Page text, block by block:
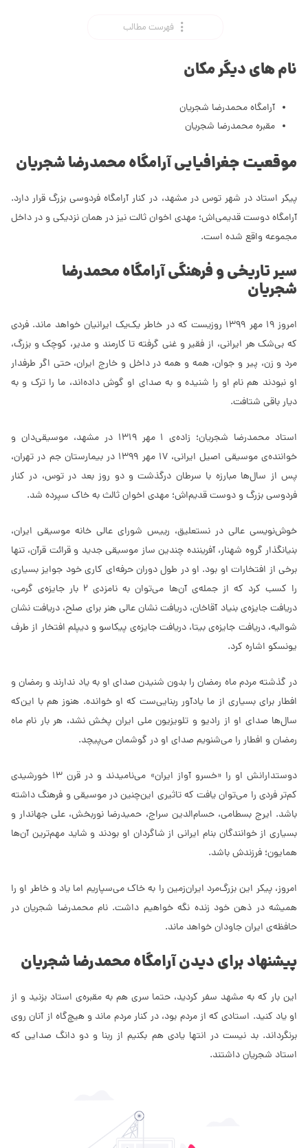
فهرست مطالب
نام های دیگر مکان
آرامگاه محمدرضا شجریان
مقبره محمدرضا شجریان
موقعیت جغرافیایی آرامگاه محمدرضا شجریان
پیکر استاد در شهر توس در مشهد، در کنار آرامگاه فردوسی بزرگ قرار دارد.
آرامگاه دوست قدیمی‌اش؛ مهدی اخوان ثالت نیز در همان نزدیکی و در داخل
مجموعه واقع شده است.
سیر تاریخی و فرهنگی آرامگاه محمدرضا
شجریان
امروز 19 مهر 1399 روزیست که در خاطر یک‌یک ایرانیان خواهد ماند. فردی
که بی‌شک هر ایرانی، از فقیر و غنی گرفته تا کارمند و مدیر، کوچک و بزرگ،
مرد و زن، پیر و جوان، همه و همه در داخل و خارج ایران، حتی اگر طرفدار
او نبودند هم نام او را شنیده و به صدای او گوش داده‌اند، ما را ترک و به
دیار باقی شتافت.
استاد محمدرضا شجریان؛ زاده‌ی 1 مهر 1319 در مشهد، موسیقی‌دان و
خواننده‌ی موسیقی اصیل ایرانی، 17 مهر 1399 در بیمارستان جم در تهران،
پس از سال‌ها مبارزه با سرطان درگذشت و دو روز بعد در توس، در کنار
فردوسی بزرگ و دوست قدیم‌اش؛ مهدی اخوان ثالث به خاک سپرده شد.
خوش‌نویسی عالی در نستعلیق، رییس شورای عالی خانه موسیقی ایران،
بنیانگذار گروه شهنار، آفریننده چندین ساز موسیقی جدید و قرائت قرآن، تنها
برخی از افتخارات او بود. او در طول دوران حرفه‌ای کاری خود جوایز بسیاری
را کسب کرد که از جمله‌ی آن‌ها می‌توان به نامزدی 2 بار جایزه‌ی گرمی،
دریافت جایزه‌ی بنیاد آقاخان، دریافت نشان عالی هنر برای صلح، دریافت نشان
شوالیه، دریافت جایزه‌ی بیتا، دریافت جایزه‌ی پیکاسو و دیپلم افتخار از طرف
یونسکو اشاره کرد.
در گذشته مردم ماه رمضان را بدون شنیدن صدای او به یاد ندارند و رمضان و
افطار برای بسیاری از ما یادآور ربنایی‌ست که او خوانده. هنوز هم با این‌که
سال‌ها صدای او از رادیو و تلویزیون ملی ایران پخش نشد، هر بار نام ماه
رمضان و افطار را می‌شنویم صدای او در گوشمان می‌پیچد.
دوستدارانش او را «خسرو آواز ایران» می‌نامیدند و در قرن 13 خورشیدی
کم‌تر فردی را می‌توان یافت که تاثیری این‌چنین در موسیقی و فرهنگ داشته
باشد. ایرج بسطامی، حسام‌الدین سراج، حمیدرضا نوربخش، علی جهاندار و
بسیاری از خوانندگان بنام ایرانی از شاگردان او بودند و شاید مهم‌ترین آن‌ها
همایون؛ فرزندش باشد.
امروز، پیکر این بزرگ‌مرد ایران‌زمین را به خاک می‌سپاریم اما یاد و خاطر او را
همیشه در ذهن خود زنده نگه خواهیم داشت. نام محمدرضا شجریان در
حافظه‌ی ایران جاودان خواهد ماند.
پیشنهاد برای دیدن آرامگاه محمدرضا شجریان
این بار که به مشهد سفر کردید، حتما سری هم به مقبره‌ی استاد بزنید و از
او یاد کنید. استادی که از مردم بود، در کنار مردم ماند و هیچ‌گاه از آنان روی
برنگرداند. بد نیست در انتها یادی هم بکنیم از ربنا و دو دانگ صدایی که
استاد شجریان داشتند.